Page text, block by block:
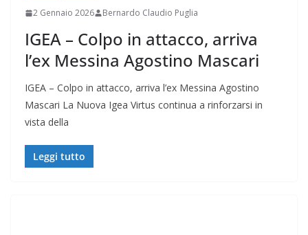
2 Gennaio 2026 Bernardo Claudio Puglia
IGEA – Colpo in attacco, arriva
l’ex Messina Agostino Mascari
IGEA – Colpo in attacco, arriva l’ex Messina Agostino
Mascari La Nuova Igea Virtus continua a rinforzarsi in
vista della
Leggi tutto